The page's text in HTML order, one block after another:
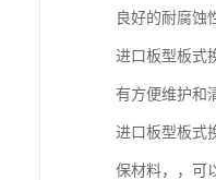
良好的耐腐蚀
进口板型板式
有方便维护和
进口板型板式
保材料，，可